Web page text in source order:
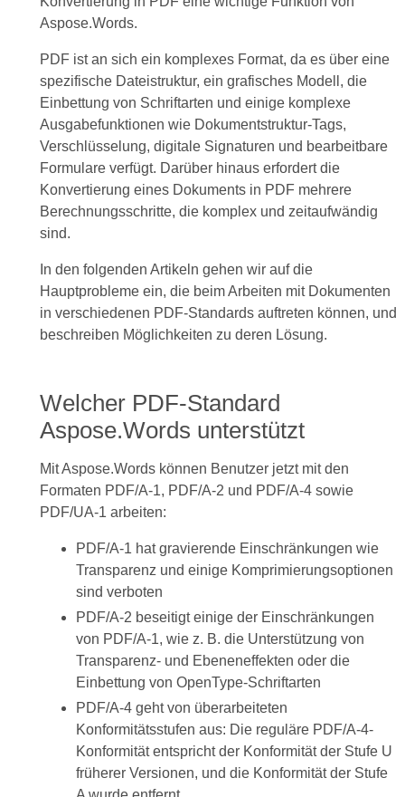
Aspose.Words.
PDF ist an sich ein komplexes Format, da es über eine
spezifische Dateistruktur, ein grafisches Modell, die
Einbettung von Schriftarten und einige komplexe
Ausgabefunktionen wie Dokumentstruktur-Tags,
Verschlüsselung, digitale Signaturen und bearbeitbare
Formulare verfügt. Darüber hinaus erfordert die
Konvertierung eines Dokuments in PDF mehrere
Berechnungsschritte, die komplex und zeitaufwändig
sind.
In den folgenden Artikeln gehen wir auf die
Hauptprobleme ein, die beim Arbeiten mit Dokumenten
in verschiedenen PDF-Standards auftreten können, und
beschreiben Möglichkeiten zu deren Lösung.
Welcher PDF-Standard
Aspose.Words unterstützt
Mit Aspose.Words können Benutzer jetzt mit den
Formaten PDF/A-1, PDF/A-2 und PDF/A-4 sowie
PDF/UA-1 arbeiten:
PDF/A-1 hat gravierende Einschränkungen wie
Transparenz und einige Komprimierungsoptionen
sind verboten
PDF/A-2 beseitigt einige der Einschränkungen
von PDF/A-1, wie z. B. die Unterstützung von
Transparenz- und Ebeneneffekten oder die
Einbettung von OpenType-Schriftarten
PDF/A-4 geht von überarbeiteten
Konformitätsstufen aus: Die reguläre PDF/A-4-
Konformität entspricht der Konformität der Stufe U
früherer Versionen, und die Konformität der Stufe